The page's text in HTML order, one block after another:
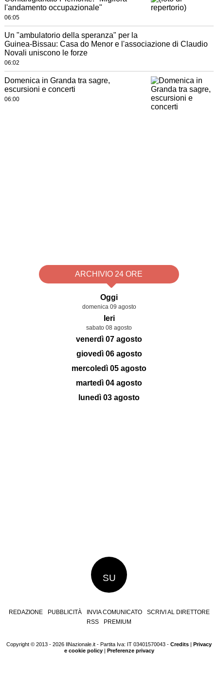
l'andamento occupazionale"
06:05
Un "ambulatorio della speranza" per la
Guinea-Bissau: Casa do Menor e l'associazione di Claudio
Novali uniscono le forze
06:02
Domenica in Granda tra sagre,
escursioni e concerti
06:00
ARCHIVIO 24 ORE
Oggi
domenica 09 agosto
Ieri
sabato 08 agosto
venerdì 07 agosto
giovedì 06 agosto
mercoledì 05 agosto
martedì 04 agosto
lunedì 03 agosto
SU
REDAZIONE PUBBLICITÀ INVIA COMUNICATO
SCRIVI AL DIRETTORE
RSS
PREMIUM
Copyright © 2013 - 2026 IlNazionale.it - Partita Iva: IT 03401570043 - Credits | Privacy
e cookie policy| Preferenze privacy